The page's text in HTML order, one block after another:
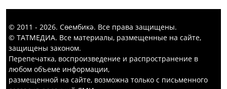
© 2011 - 2026. Сөембикә. Все права защищены.
© ТАТМЕДИА. Все материалы, размещенные на сайте,
защищены законом.
Перепечатка, воспроизведение и распространение в
любом объеме информации,
размещенной на сайте, возможна только с письменного